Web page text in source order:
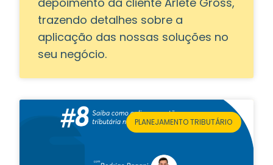
trazendo detalhes sobre a
aplicação das nossas soluções no
seu negócio.
PLANEJAMENTO TRIBUTÁRIO